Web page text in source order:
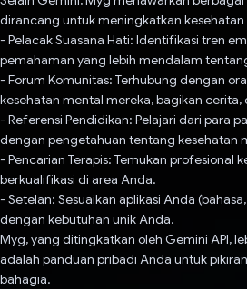
dirancang untuk meningkatkan
- Pelacak Suasana Hati: Identifikasi tren
pemahaman yang lebih mendalam
- Forum Komunitas: Terhubung dengan
kesehatan mental mereka, bagikan
- Referensi Pendidikan: Pelajari dari para
dengan pengetahuan tentang kesehatan
- Pencarian Terapis: Temukan profesional
berkualifikasi di area Anda.
- Setelan: Sesuaikan aplikasi Anda
dengan kebutuhan unik Anda.
Myg, yang ditingkatkan oleh Gemini API,
adalah panduan pribadi Anda untuk
bahagia.